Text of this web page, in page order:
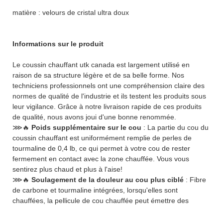
matière : velours de cristal ultra doux
Informations sur le produit
Le coussin chauffant utk canada est largement utilisé en
raison de sa structure légère et de sa belle forme. Nos
techniciens professionnels ont une compréhension claire des
normes de qualité de l'industrie et ils testent les produits sous
leur vigilance. Grâce à notre livraison rapide de ces produits
de qualité, nous avons joui d'une bonne renommée.
⋙🔥 Poids supplémentaire sur le cou : La partie du cou du
coussin chauffant est uniformément remplie de perles de
tourmaline de 0,4 lb, ce qui permet à votre cou de rester
fermement en contact avec la zone chauffée. Vous vous
sentirez plus chaud et plus à l'aise!
⋙🔥 Soulagement de la douleur au cou plus ciblé : Fibre
de carbone et tourmaline intégrées, lorsqu'elles sont
chauffées, la pellicule de cou chauffée peut émettre des